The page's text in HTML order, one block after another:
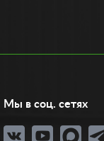
вы всегда будете
температурой.
время суток и
ремонте бампера.
Специалисты
Мы в соц. сетях